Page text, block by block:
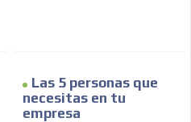
Las 5 personas que
necesitas en tu
empresa